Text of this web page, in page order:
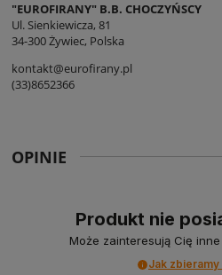
"EUROFIRANY" B.B. CHOCZYŃSCY
Ul. Sienkiewicza, 81
34-300 Żywiec, Polska
kontakt@eurofirany.pl
(33)8652366
OPINIE
Produkt nie
Może zainteresują Cię
Jak zbieramy